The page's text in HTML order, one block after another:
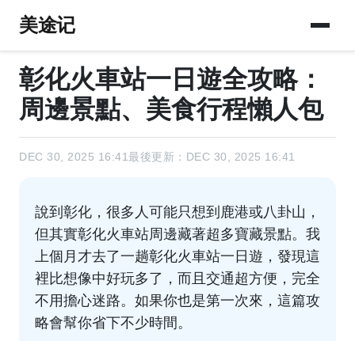
美途记
彰化火車站一日遊全攻略：
周邊景點、美食行程懶人包
DEC 30, 2025 16:41最後更新：DEC 30, 2025 16:41
說到彰化，很多人可能只想到鹿港或八卦山，
但其實彰化火車站周邊藏著超多寶藏景點。我
上個月才去了一趟彰化火車站一日遊，發現這
裡比想像中好玩多了，而且交通超方便，完全
不用擔心迷路。如果你也是第一次來，這篇攻
略會幫你省下不少時間。